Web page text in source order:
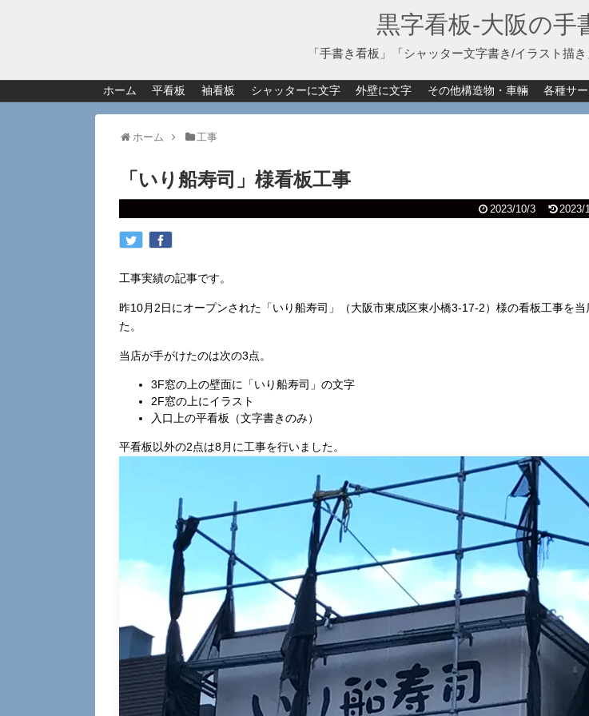
黒字看板‐大阪の手
「手書き看板」「シャッター文字書き/イラスト描
ホーム 平看板 袖看板 シャッターに文字 外壁に文字 その他構造物・車輛 各種サ
ホーム 工事
「いり船寿司」様看板工事
2023/10/3 2023/
工事実績の記事です。
昨10月2日にオープンされた「いり船寿司」（大阪市東成区東小橋3-17-2）様の看板工事を当
た。
当店が手がけたのは次の3点。
3F窓の上の壁面に「いり船寿司」の文字
2F窓の上にイラスト
入口上の平看板（文字書きのみ）
平看板以外の2点は8月に工事を行いました。